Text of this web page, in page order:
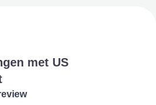
met US